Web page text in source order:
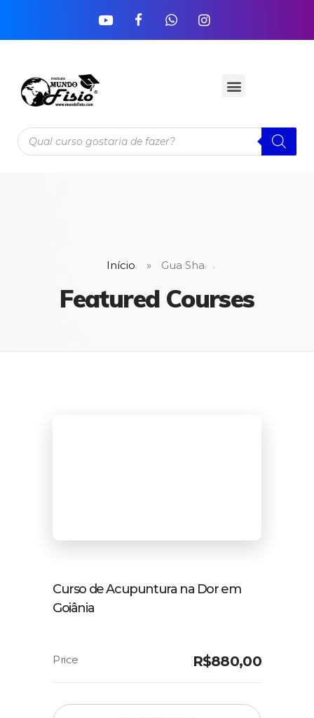
Início » Gua Sha
Featured Courses
Curso de Acupuntura na Dor em
Goiânia
R$880,00